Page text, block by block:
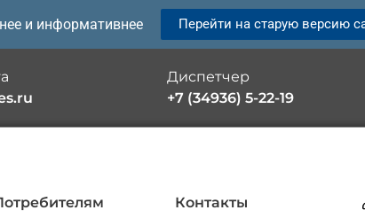
и информативнее Перейти на старую версию
Диспетчер
+7 (34936) 5-22-19
Контакты